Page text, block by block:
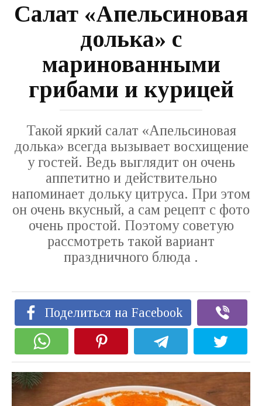
Салат «Апельсиновая
долька» с
маринованными
грибами и курицей
Такой яркий салат «Апельсиновая
долька» всегда вызывает восхищение
у гостей. Ведь выглядит он очень
аппетитно и действительно
напоминает дольку цитруса. При этом
он очень вкусный, а сам рецепт с фото
очень простой. Поэтому советую
рассмотреть такой вариант
праздничного блюда .
Поделиться на Facebook